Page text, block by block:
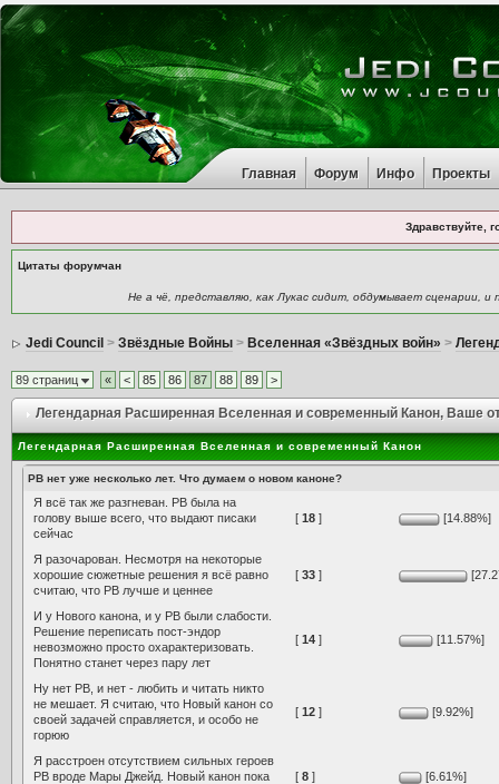
Главная Форум Инфо Проекты
Здравствуйте,
Цитаты форумчан
Не а чё, представляю, как Лукас сидит, обдумывает сценарии,
Jedi Council > Звёздные Войны> Вселенная «Звёздных войн» >
89 страниц « < 85 86 87 88 89 >
Легендарная Расширенная Вселенная и современный Канон, Ваше
Легендарная Расширенная Вселенная и современный Канон
РВ нет уже несколько лет. Что думаем о новом каноне?
Я всё так же разгневан. РВ была на
голову выше всего, что выдают писаки
сейчас
[ 18] [14.88%]
Я разочарован. Несмотря на некоторые
хорошие сюжетные решения я всё равно
считаю, что РВ лучше и ценнее
[ 33]
И у Нового канона, и у РВ были слабости.
Решение переписать пост-эндор
невозможно просто охарактеризовать.
Понятно станет через пару лет
[ 14] [11.57%]
Ну нет РВ, и нет - любить и читать никто
не мешает. Я считаю, что Новый канон со
своей задачей справляется, и особо не
горюю
[ 12] [9.92%]
Я расстроен отсутствием сильных героев
РВ вроде Мары Джейд. Новый канон пока
[ 8] [6.61%]